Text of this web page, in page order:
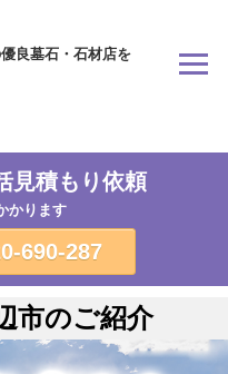
良墓石・石材店を
見積もり依頼
かります
690-287
市のご紹介